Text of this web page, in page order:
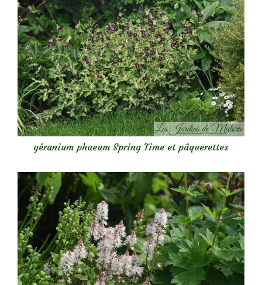
géranium phaeum Spring Time et pâquerettes